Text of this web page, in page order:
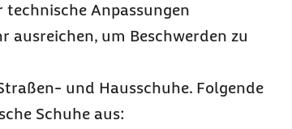
Anpassungen
um Beschwerden zu
und Hausschuhe. Folgende
Schuhe aus: